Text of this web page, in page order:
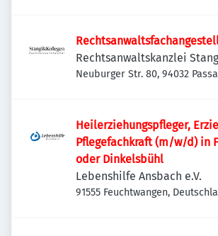
Rechtsanwaltskanzlei
Neuburger Str. 80, 94032
Heilerziehungspfleger,
Pflegefachkraft (m/w/d) in
oder Dinkelsbühl
Lebenshilfe Ansbach e.V.
91555 Feuchtwangen,